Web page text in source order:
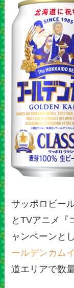
サッポロビー
とTVアニメ『
ャンペーンと
ールデンカム
道エリアで数